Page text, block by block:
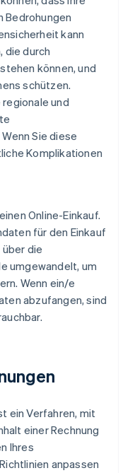
Bedrohungen
kann
die durch
können, und
schützen.
und
Sie diese
Komplikationen
Online-Einkauf.
für den Einkauf
die
umgewandelt, um
Wenn ein/e
abzufangen, sind
ein Verfahren, mit
einer Rechnung
Ihres
anpassen